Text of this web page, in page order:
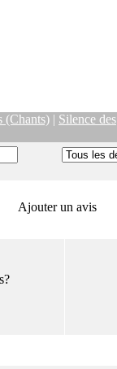
(Chants) | Silence des
Ajouter un avis